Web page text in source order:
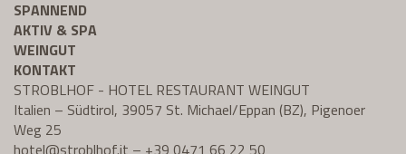
SPANNEND
AKTIV & SPA
WEINGUT
KONTAKT
STROBLHOF - HOTEL RESTAURANT WEINGUT
Italien – Südtirol, 39057 St. Michael/Eppan (BZ), Pigenoer
Weg 25